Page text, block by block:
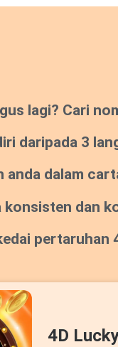
lagi? Cari
daripada 3
dalam
dan
4D